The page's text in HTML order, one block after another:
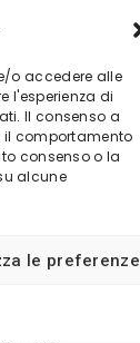
o accedere alle
l'esperienza di
Il consenso a
comportamento
consenso o la
alcune
le preferenze